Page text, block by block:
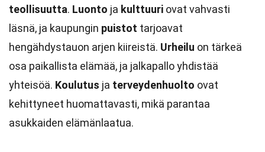
teollisuutta. Luonto ja kulttuuri ovat vahvasti
läsnä, ja kaupungin puistot tarjoavat
hengähdystauon arjen kiireistä. Urheilu on tärkeä
osa paikallista elämää, ja jalkapallo yhdistää
yhteisöä. Koulutus ja terveydenhuolto ovat
kehittyneet huomattavasti, mikä parantaa
asukkaiden elämänlaatua.